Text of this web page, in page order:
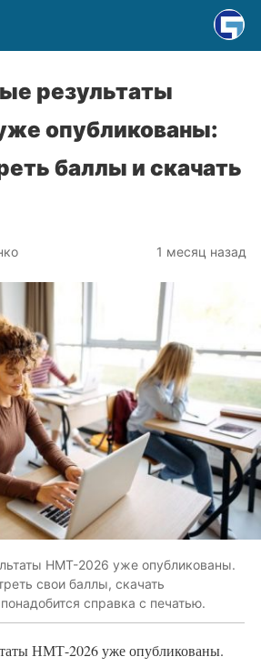
результаты
опубликованы:
баллы и скачать
1 месяц назад
НМТ-2026 уже опубликованы.
свои баллы, скачать
справка с печатью.
НМТ-2026 уже опубликованы.